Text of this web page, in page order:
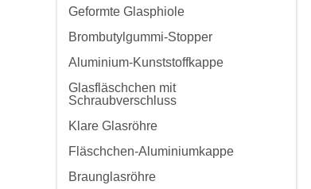
Geformte Glasphiole
Brombutylgummi-Stopper
Aluminium-Kunststoffkappe
Glasfläschchen mit
Schraubverschluss
Klare Glasröhre
Fläschchen-Aluminiumkappe
Braunglasröhre